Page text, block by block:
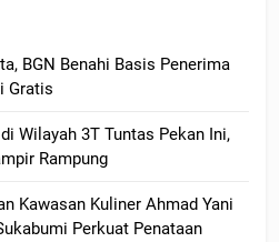
BGN Benahi Basis Penerima
Gratis
Wilayah 3T Tuntas Pekan Ini,
Rampung
Kawasan Kuliner Ahmad Yani
Perkuat Penataan